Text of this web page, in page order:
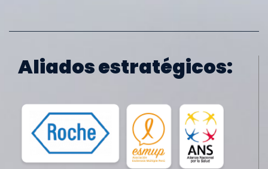
Aliados estratégicos: